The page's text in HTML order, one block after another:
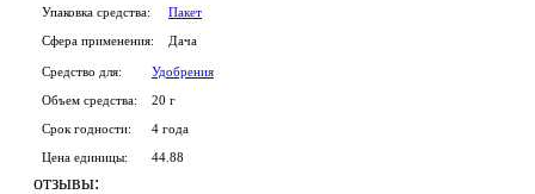
Упаковка средства:
Пакет
Сфера применения:
Дача
Средство для:
Удобрения
Объем средства:
20 г
Срок годности:
4 года
Цена единицы:
44.88
отзывы: